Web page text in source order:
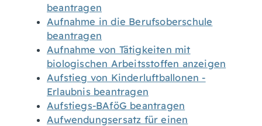
beantragen
Aufnahme in die Berufsoberschule
beantragen
Aufnahme von Tätigkeiten mit
biologischen Arbeitsstoffen anzeigen
Aufstieg von Kinderluftballonen -
Erlaubnis beantragen
Aufstiegs-BAföG beantragen
Aufwendungsersatz für einen